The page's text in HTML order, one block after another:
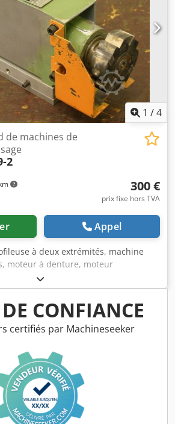
1 /4
de machines de
2
300 €
prix fixe hors TVA
Appel
à deux extrémités, machine
moteur à denture, moteur
moteur de broche, moteur de
0,4 kW, 11 300 tr/min à 200 Hz -
Aeb A Tcxskgor - Arbre de
mm - Outil : mm - Dimensions :
: 4,7 kg
CONFIANCE
certifiés par Machineseeker